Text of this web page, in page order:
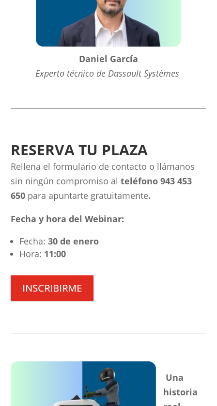
Daniel García
Experto técnico de Dassault Systèmes
RESERVA TU PLAZA
Rellena el formulario de contacto o llámanos
sin ningún compromiso alteléfono 943 453
650 para apuntarte gratuitamente.
Fecha y hora del Webinar:
Fecha:30 de enero
Hora: 11:00
INSCRIBIRME
Una
historia